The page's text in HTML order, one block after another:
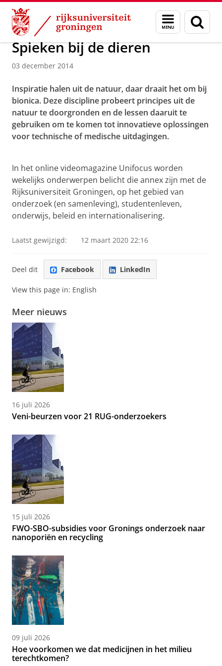
Skip
Content
Skip
Navigation
Menu
en
zoeken
Over ons
Spieken bij de dieren
03 december 2014
Inspiratie halen uit de natuur, daar draait het om bij
bionica. Deze discipline probeert principes uit de
natuur te doorgronden en de lessen daaruit te
gebruiken om te komen tot innovatieve oplossingen
voor technische of medische uitdagingen.
In het online videomagazine Unifocus worden
wekelijks onderwerpen belicht die annex zijn met de
Rijksuniversiteit Groningen, op het gebied van
onderzoek (en samenleving), studentenleven,
onderwijs, beleid en internationalisering.
Laatst gewijzigd: 12 maart 2020 22:16
Deel dit Facebook LinkedIn
View this page in: English
Meer nieuws
16 juli 2026
Veni-beurzen voor 21 RUG-onderzoekers
15 juli 2026
FWO-SBO-subsidies voor Gronings onderzoek naar
nanoporiën en recycling
09 juli 2026
Hoe voorkomen we dat medicijnen in het milieu
terechtkomen?